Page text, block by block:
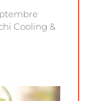
Cooling &